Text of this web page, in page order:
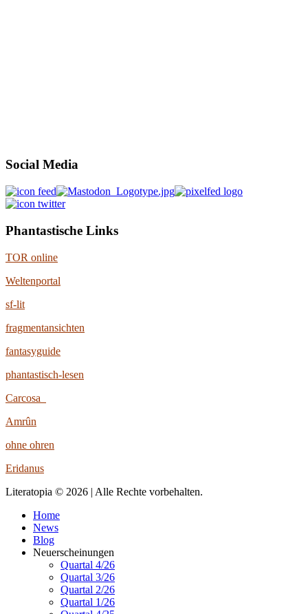
Social Media
Phantastische Links
TOR online
Weltenportal
sf-lit
fragmentansichten
fantasyguide
phantastisch-lesen
Carcosa
Amrûn
ohne ohren
Eridanus
Literatopia © 2026 | Alle Rechte vorbehalten.
Home
News
Blog
Neuerscheinungen
Quartal 4/26
Quartal 3/26
Quartal 2/26
Quartal 1/26